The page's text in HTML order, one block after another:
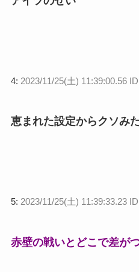
4: 2023/11/25(土) 11:39:00.56
恵まれた設定からクソみ
5: 2023/11/25(土) 11:39:33.23
赤壁の戦いとどこで差が